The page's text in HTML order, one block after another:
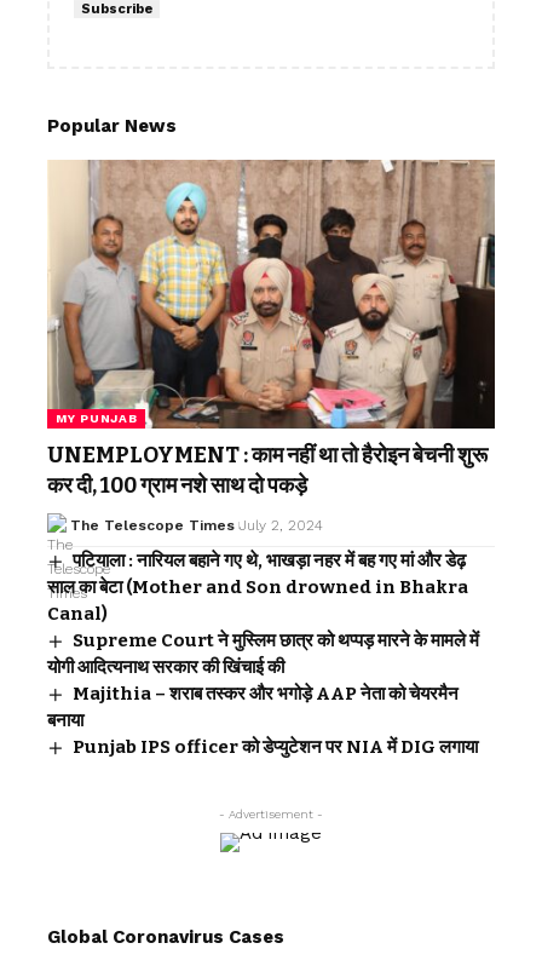
Subscribe
Popular News
MY PUNJAB
UNEMPLOYMENT : काम नहीं था तो हैरोइन बेचनी शुरू
कर दी, 100 ग्राम नशे साथ दो पकड़े
The Telescope Times July 2, 2024
पटियाला : नारियल बहाने गए थे, भाखड़ा नहर में बह गए मां और डेढ़
साल का बेटा (Mother and Son drowned in Bhakra
Canal)
Supreme Court ने मुस्लिम छात्र को थप्पड़ मारने के मामले में
योगी आदित्यनाथ सरकार की खिंचाई की
Majithia – शराब तस्कर और भगोड़े AAP नेता को चेयरमैन
बनाया
Punjab IPS officer को डेप्युटेशन पर NIA में DIG लगाया
- Advertisement -
Global Coronavirus Cases